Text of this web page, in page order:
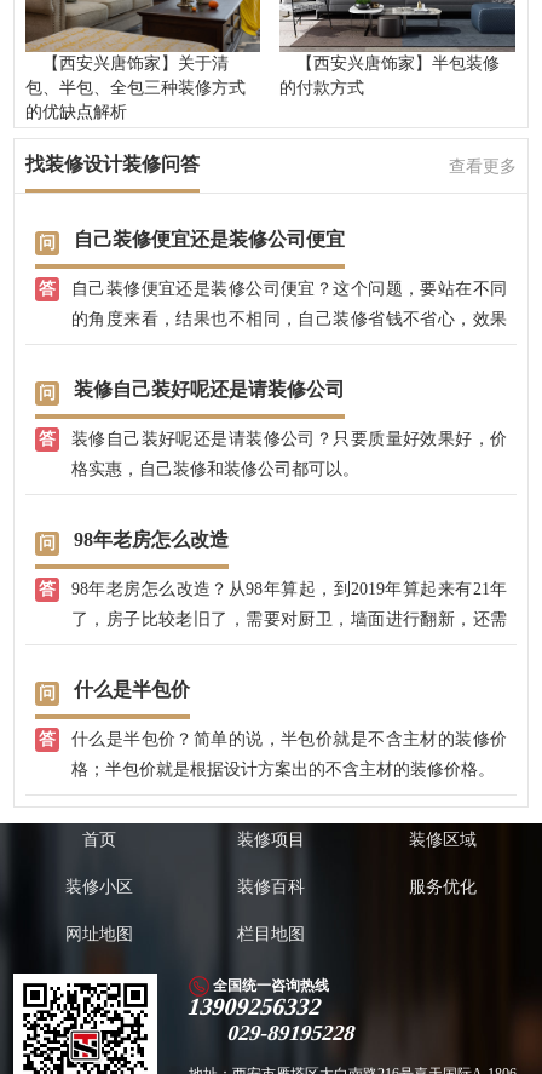
【西安兴唐饰家】关于清
包、半包、全包三种装修方式
的优缺点解析
【西安兴唐饰家】半包装修
的付款方式
找装修设计装修问答 查看更多
自己装修便宜还是装修公司便宜
自己装修便宜还是装修公司便宜？这个问题，要站在不同
的角度来看，结果也不相同，自己装修省钱不省心，效果
不易把控，后期没有保修；找装修公司，有专业的设计师
全程把控，完全不用担心效果，而且，兴唐饰家还免费赠
修效果了。
装修自己装好呢还是请装修公司
装修自己装好呢还是请装修公司？只要质量好效果好，价
格实惠，自己装修和装修公司都可以。
98年老房怎么改造
98年老房怎么改造？从98年算起，到2019年算起来有21年
了，房子比较老旧了，需要对厨卫，墙面进行翻新，还需
要对原先的水电进行改造，房子的布局需要重新设计，当
然，需要重新翻新改造，需要根据业主的意愿，有局部改
造的，有全部重新设计装修的，我公司有专业的设计师，
免费上门沟通和设计。
什么是半包价
什么是半包价？简单的说，半包价就是不含主材的装修价
格；半包价就是根据设计方案出的不含主材的装修价格。
首页 装修项目 装修区域
装修小区 装修百科 服务优化
网址地图 栏目地图
全国统一咨询热线
13909256332
029-89195228